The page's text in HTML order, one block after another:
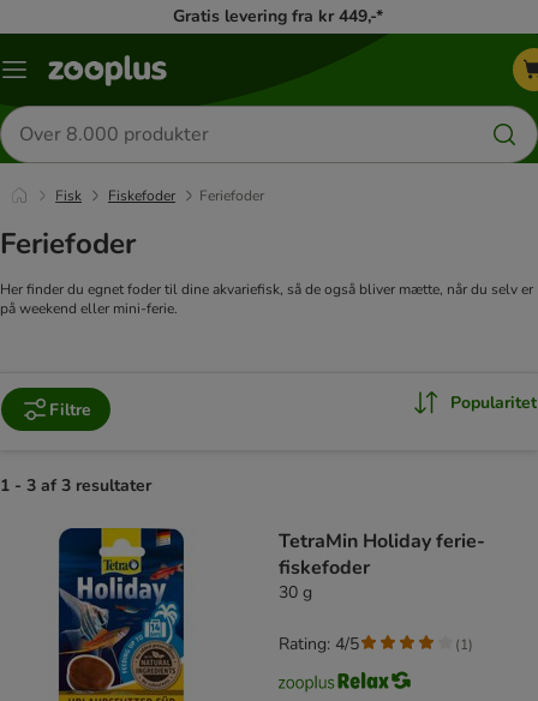
Gratis levering fra kr 449,-*
Menu
Søg
efter
produkter
Fisk Fiskefoder Feriefoder
Feriefoder
Her finder du egnet foder til dine akvariefisk, så de også bliver mætte, når du selv er
på weekend eller mini-ferie.
Filtre Popularitet
1 - 3 af 3 resultater
TetraMin Holiday ferie-
fiskefoder
30 g
Rating: 4/5 (1)